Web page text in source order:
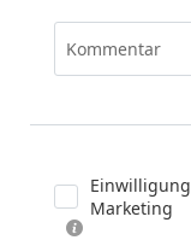
Kommentar
Einwilligung
Marketing